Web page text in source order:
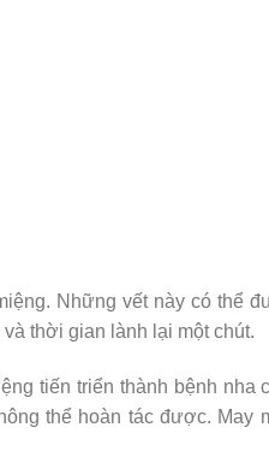
Những vết này có thể
thời gian lành lại một chút.
tiến triển thành bệnh nha
thể hoàn tác được. May